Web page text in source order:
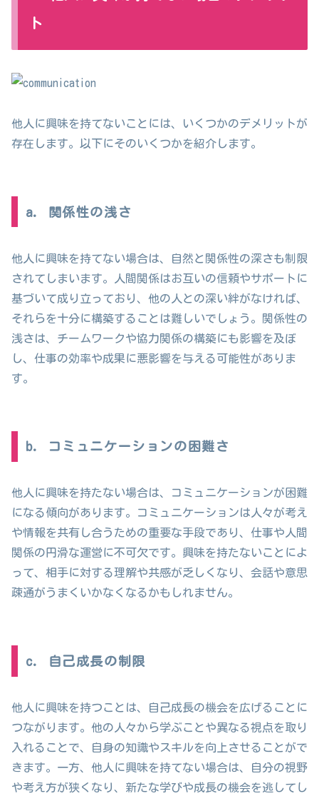
ト
他人に興味を持てないことには、いくつかのデメリットが
存在します。以下にそのいくつかを紹介します。
a. 関係性の浅さ
他人に興味を持てない場合は、自然と関係性の深さも制限
されてしまいます。人間関係はお互いの信頼やサポートに
基づいて成り立っており、他の人との深い絆がなければ、
それらを十分に構築することは難しいでしょう。関係性の
浅さは、チームワークや協力関係の構築にも影響を及ぼ
し、仕事の効率や成果に悪影響を与える可能性がありま
す。
b. コミュニケーションの困難さ
他人に興味を持たない場合は、コミュニケーションが困難
になる傾向があります。コミュニケーションは人々が考え
や情報を共有し合うための重要な手段であり、仕事や人間
関係の円滑な運営に不可欠です。興味を持たないことによ
って、相手に対する理解や共感が乏しくなり、会話や意思
疎通がうまくいかなくなるかもしれません。
c. 自己成長の制限
他人に興味を持つことは、自己成長の機会を広げることに
つながります。他の人々から学ぶことや異なる視点を取り
入れることで、自身の知識やスキルを向上させることがで
きます。一方、他人に興味を持てない場合は、自分の視野
や考え方が狭くなり、新たな学びや成長の機会を逃してし